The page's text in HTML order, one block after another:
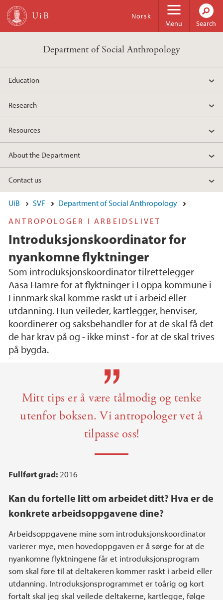
Skip to main content
Menu
Norsk
Search
Department of Social Anthropology
Education
Research
Resources
About the Department
Contact us
UiB SVF
Department of Social Anthropology
ANTROPOLOGER I ARBEIDSLIVET
Introduksjonskoordinator for
nyankomne flyktninger
Som introduksjonskoordinator tilrettelegger
Aasa Hamre for at flyktninger i Loppa kommune i
Finnmark skal komme raskt ut i arbeid eller
utdanning. Hun veileder, kartlegger, henviser,
koordinerer og saksbehandler for at de skal få det
de har krav på og - ikke minst - for at de skal trives
på bygda.
Mitt tips er å være tålmodig og tenke
utenfor boksen. Vi antropologer vet å
tilpasse oss!
Fullført grad: 2016
Kan du fortelle litt om arbeidet ditt? Hva er de
konkrete arbeidsoppgavene dine?
Arbeidsoppgavene mine som introduksjonskoordinator
varierer mye, men hovedoppgaven er å sørge for at de
nyankomne flyktningene får et introduksjonsprogram
som skal føre til at deltakeren kommer raskt i arbeid eller
utdanning. Introduksjonsprogrammet er toårig og kort
fortalt skal jeg skal veilede deltakerne, kartlegge, følge